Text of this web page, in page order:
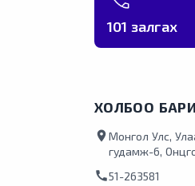
101 залгах
ХОЛБОО
location_onМонгол Улс,
гудамж-6,
call51-263581